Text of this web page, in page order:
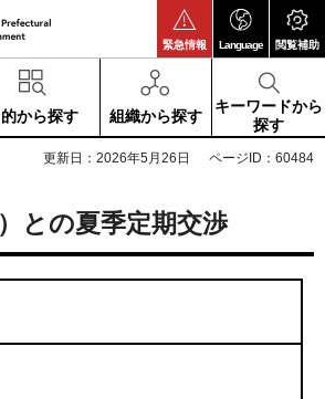
緊急情報 Language 閲覧補助
的から探す 組織から探す
キーワードから
探す
更新日：2026年5月26日 ページID：60484
との夏季定期交渉